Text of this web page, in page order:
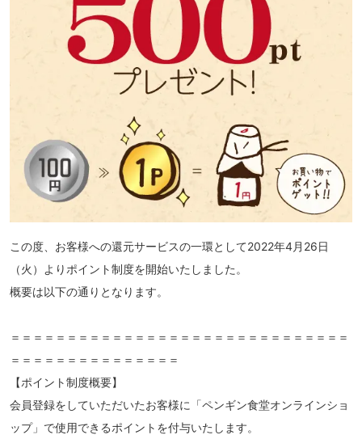
この度、お客様への還元サービスの一環として2022年4月26日
（火）よりポイント制度を開始いたしました。
概要は以下の通りとなります。
＝＝＝＝＝＝＝＝＝＝＝＝＝＝＝＝＝＝＝＝＝＝＝＝＝＝＝＝＝＝
＝＝＝＝＝＝＝＝＝＝＝＝＝＝＝
【ポイント制度概要】
会員登録をしていただいたお客様に「ペンギン食堂オンラインショ
ップ」で使用できるポイントを付与いたします。